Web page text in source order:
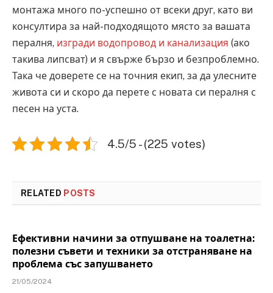
монтажа много по-успешно от всеки друг, като ви
консултира за най-подходящото място за вашата
пералня, изгради водопровод и канализация (ако
такива липсват) и я свърже бързо и безпроблемно.
Така че доверете се на точния екип, за да улесните
живота си и скоро да перете с новата си пералня с
песен на уста.
4.5/5 - (225 votes)
RELATED POSTS
Ефективни начини за отпушване на тоалетна:
полезни съвети и техники за отстраняване на
проблема със запушването
21/05/2024